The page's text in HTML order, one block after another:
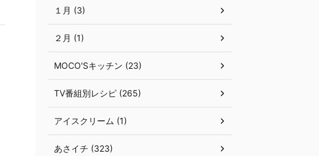
１月 (3)
２月 (1)
MOCO'Sキッチン (23)
TV番組別レシピ (265)
アイスクリーム (1)
あさイチ (323)